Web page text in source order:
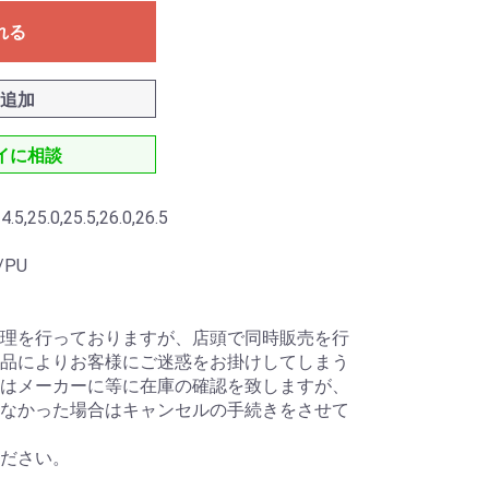
る
加
に相談
を行っておりますが、店頭で同時販売を行
によりお客様にご迷惑をお掛けしてしまう
メーカーに等に在庫の確認を致しますが、
かった場合はキャンセルの手続きをさせて
さい。